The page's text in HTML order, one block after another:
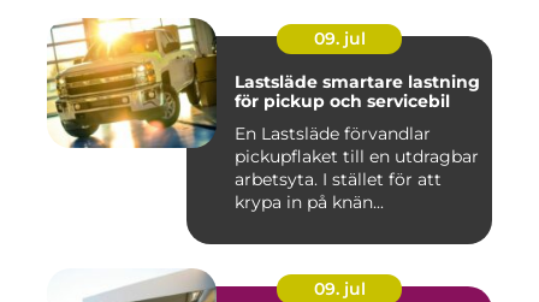
09. jul
Lastsläde smartare lastning
för pickup och servicebil
En Lastsläde förvandlar
pickupflaket till en utdragbar
arbetsyta. I stället för att
krypa in på knän...
09. jul